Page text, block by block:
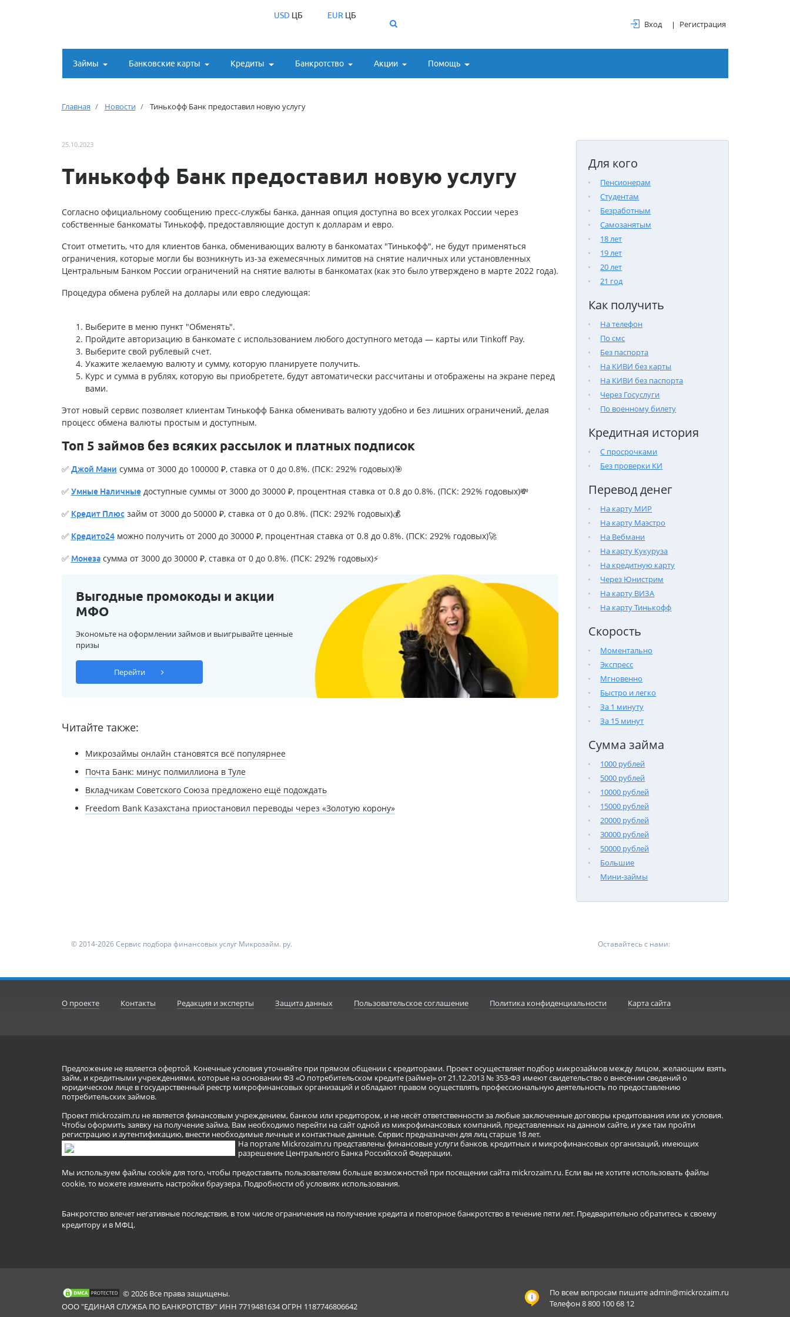
USDЦБ EUR ЦБ
Вход Регистрация
Займы Банковские карты Кредиты Банкротство Акции Помощь
Главная Новости Тинькофф Банк предоставил новую услугу
Для кого
Пенсионерам
Студентам
Безработным
Самозанятым
18 лет
19 лет
20 лет
21 год
Как получить
На телефон
По смс
Без паспорта
На КИВИ без карты
На КИВИ без паспорта
Через Госуслуги
По военному билету
Кредитная история
С просрочками
Без проверки КИ
Перевод денег
На карту МИР
На карту Маэстро
На Вебмани
На карту Кукуруза
На кредитную карту
Через Юнистрим
На карту ВИЗА
На карту Тинькофф
Скорость
Моментально
Экспресс
Мгновенно
Быстро и легко
За 1 минуту
За 15 минут
Сумма займа
1000 рублей
5000 рублей
10000 рублей
15000 рублей
20000 рублей
30000 рублей
50000 рублей
Большие
Мини-займы
25.10.2023
Тинькофф Банк предоставил новую услугу
Согласно официальному сообщению пресс-службы банка, данная опция доступна во всех уголках России через
собственные банкоматы Тинькофф, предоставляющие доступ к долларам и евро.
Стоит отметить, что для клиентов банка, обменивающих валюту в банкоматах "Тинькофф", не будут применяться
ограничения, которые могли бы возникнуть из-за ежемесячных лимитов на снятие наличных или установленных
Центральным Банком России ограничений на снятие валюты в банкоматах (как это было утверждено в марте 2022 года).
Процедура обмена рублей на доллары или евро следующая:
Выберите в меню пункт "Обменять".
Пройдите авторизацию в банкомате с использованием любого доступного метода — карты или Tinkoff Pay.
Выберите свой рублевый счет.
Укажите желаемую валюту и сумму, которую планируете получить.
Курс и сумма в рублях, которую вы приобретете, будут автоматически рассчитаны и отображены на экране перед
вами.
Этот новый сервис позволяет клиентам Тинькофф Банка обменивать валюту удобно и без лишних ограничений, делая
процесс обмена валюты простым и доступным.
Топ 5 займов без всяких рассылок и платных подписок
✅ Джой Мани сумма от 3000 до 100000 ₽, ставка от 0 до 0.8%. (ПСК: 292% годовых)🎯
✅ Умные Наличныедоступные суммы от 3000 до 30000 ₽, процентная ставка от 0.8 до 0.8%. (ПСК: 292% годовых)💸
✅ Кредит Плюсзайм от 3000 до 50000 ₽, ставка от 0 до 0.8%. (ПСК: 292% годовых)💰
✅ Кредито24можно получить от 2000 до 30000 ₽, процентная ставка от 0.8 до 0.8%. (ПСК: 292% годовых)🚀
✅ Монезасумма от 3000 до 30000 ₽, ставка от 0 до 0.8%. (ПСК: 292% годовых)⚡
Выгодные промокоды и акции
МФО
Экономьте на оформлении займов и выигрывайте ценные
призы
Перейти
Читайте также:
Микрозаймы онлайн становятся всё популярнее
Почта Банк: минус полмиллиона в Туле
Вкладчикам Советского Союза предложено ещё подождать
Freedom Bank Казахстана приостановил переводы через «Золотую корону»
© 2014-2026 Сервис подбора финансовых услуг Микрозайм. ру. Оставайтесь с нами:
О проекте Контакты Редакция и эксперты Защита данных Пользовательское соглашение Политика конфиденциальности Карта сайта
Предложение не является офертой. Конечные условия уточняйте при прямом общении с кредиторами. Проект осуществляет подбор микрозаймов между лицом, желающим взять
займ, и кредитными учреждениями, которые на основании ФЗ «О потребительском кредите (займе)» от 21.12.2013 № 353-ФЗ имеют свидетельство о внесении сведений о
юридическом лице в государственный реестр микрофинансовых организаций и обладают правом осуществлять профессиональную деятельность по предоставлению
потребительских займов.
Проект mickrozaim.ru не является финансовым учреждением, банком или кредитором, и не несёт ответственности за любые заключенные договоры кредитования или их условия.
Чтобы оформить заявку на получение займа, Вам необходимо перейти на сайт одной из микрофинансовых компаний, представленных на данном сайте, и уже там пройти
регистрацию и аутентификацию, внести необходимые личные и контактные данные. Сервис предназначен для лиц старше 18 лет.
На портале Mickrozaim.ru представлены финансовые услуги банков, кредитных и микрофинансовых организаций, имеющих
разрешение Центрального Банка Российской Федерации.
Мы используем файлы cookie для того, чтобы предоставить пользователям больше возможностей при посещении сайта mickrozaim.ru. Если вы не хотите использовать файлы
cookie, то можете изменить настройки браузера. Подробности об условиях использования.
Банкротство влечет негативные последствия, в том числе ограничения на получение кредита и повторное банкротство в течение пяти лет. Предварительно обратитесь к своему
кредитору и в МФЦ.
По всем вопросам пишитеadmin@mickrozaim.ru
Телефон 8 800 100 68 12
© 2026 Все права защищены.
ООО "ЕДИНАЯ СЛУЖБА ПО БАНКРОТСТВУ" ИНН 7719481634 ОГРН 1187746806642